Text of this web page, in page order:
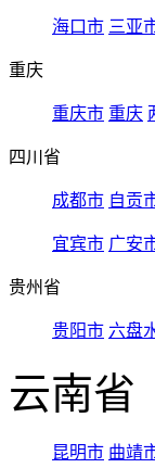
海口市 三亚
重庆
重庆市 重庆
四川省
成都市 自贡
宜宾市 广安
贵州省
贵阳市 六盘
云南省
昆明市 曲靖